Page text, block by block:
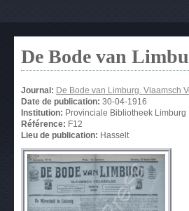
De Bode van
Journal: De Bode van Limburg. Vlaamsch
Date de publication: 30-04-1916
Institution: Provinciale Bibliotheek Limburg
Référence: F12
Lieu de publication: Hasselt